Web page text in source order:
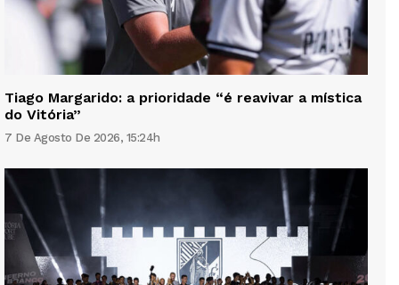
Tiago Margarido: a prioridade “é reavivar a mística
do Vitória”
7 De Agosto De 2026, 15:24h